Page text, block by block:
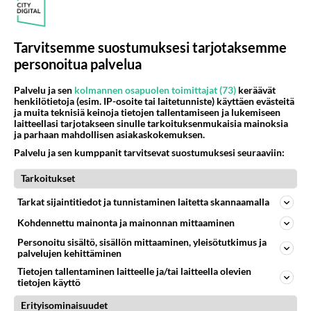
kaivattusi on ?
07.08.2026 16:24
Muistatko Mikkelin panttivankidraaman?
64
Mitä haluaisit kysyä tänään
Kaivatultasi? Anna jokin tunniste itsestäni tai hänestä.
07.08.2026 13:15
Ikävä
640
Iäkäs Jämsäläinen mies kuoli poliisiautoon matkalla Jyväskylän putkaan
07.08.2026 12:07
Jämsä
43
Olen luovuttanut
Välimme menivät niin pahasti solmuun, ettei niitä voi enää korjata. On aika jatkaa elämässä eteenpäin. Toivon sulle kaik
07.08.2026 15:03
33
553
En välitä sinusta yhtään
Olet pelkkä itsestään liikoja luuleva ämmä. Kierrän sinut kaukaa nyt ja aina. Olit mulle pelkkä lelu vaan.
32
518
Tarvitsemme suostumuksesi tarjotaksemme
personoitua palvelua
Palvelu ja sen kolmannen osapuolen toimittajat (73) keräävät
henkilötietoja (esim. IP-osoite tai laitetunniste) käyttäen evästeitä
ja muita teknisiä keinoja tietojen tallentamiseen ja lukemiseen
laitteellasi tarjotakseen sinulle tarkoituksenmukaisia mainoksia
ja parhaan mahdollisen asiakaskokemuksen.
Palvelu ja sen kumppanit tarvitsevat suostumuksesi seuraaviin:
Tarkoitukset
Tarkat sijaintitiedot ja tunnistaminen laitetta skannaamalla
Kohdennettu mainonta ja mainonnan mittaaminen
Personoitu sisältö, sisällön mittaaminen, yleisötutkimus ja
palvelujen kehittäminen
Tietojen tallentaminen laitteelle ja/tai laitteella olevien
tietojen käyttö
Erityisominaisuudet